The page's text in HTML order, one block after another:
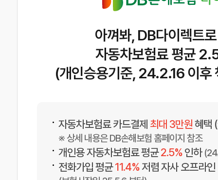
아껴봐, DB다이렉트
자동차보험료 평균
(개인승용기준, 24.2.16 이후
• 자동차보험료 카드결제 최대 3만원혜택
※ 상세 내용은 DB손해보험 홈페이지 참조
• 개인용 자동차보험료 평균2.5%인하
• 전화가입 평균11.4%저렴 자사 오프라